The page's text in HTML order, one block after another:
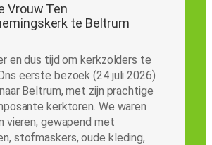
Vrouw Ten
te Beltrum
en dus tijd om kerkzolders te
eerste bezoek (24 juli 2026)
Beltrum, met zijn prachtige
kerktoren. We waren
vieren, gewapend met
stofmaskers, oude kleding,